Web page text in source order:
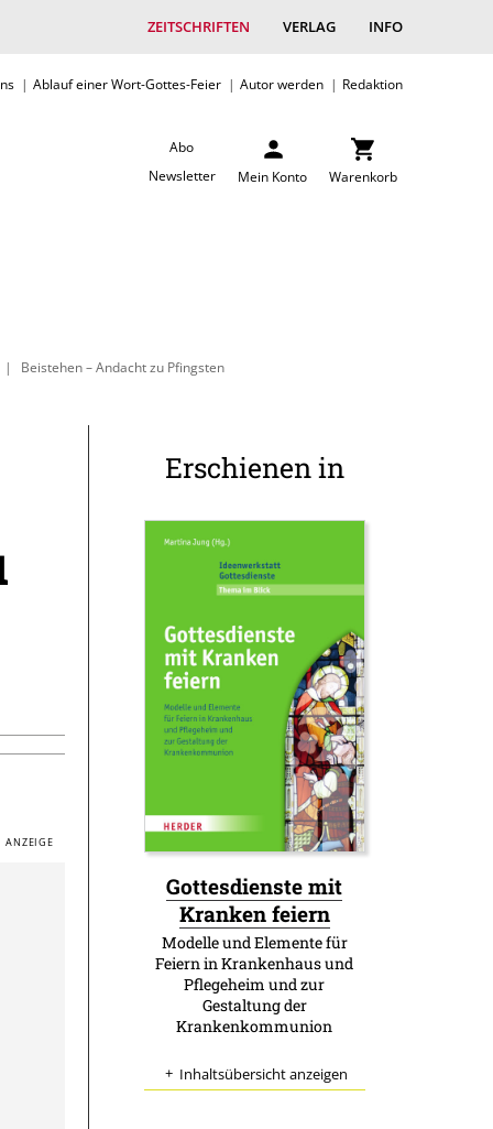
ZEITSCHRIFTEN VERLAG INFO
Ablauf einer Wort-Gottes-Feier Autor werden Redaktion
Abo
Newsletter
Mein Konto Warenkorb
Beistehen – Andacht zu Pfingsten
Erschienen in
Gottesdienste mit
Kranken feiern:
Modelle und Elemente für
Feiern in Krankenhaus und
Pflegeheim und zur
Gestaltung der
Krankenkommunion
Inhaltsübersicht anzeigen